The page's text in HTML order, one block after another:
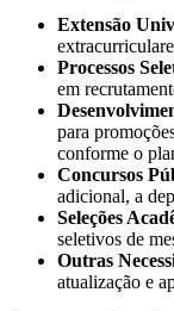
Extensão
Processos
em
para
conforme o
Concursos
adicional, a
Seleções
seletivos de
Outras
atualização e